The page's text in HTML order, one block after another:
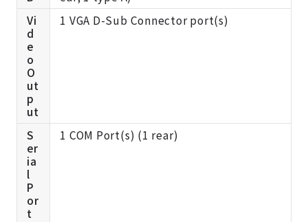
Vi
d
e
o
O
ut
p
ut
1 VGA D-Sub Connector port(s)
S
er
ia
l
P
or
t
1 COM Port(s) (1 rear)